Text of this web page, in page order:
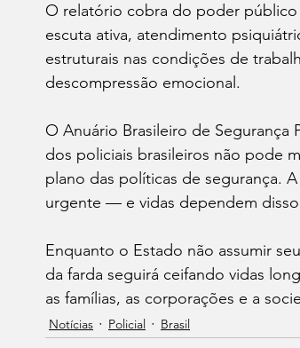
O relatório cobra do poder
escuta ativa, atendimento
estruturais nas condições de
descompressão emocional.
O Anuário Brasileiro de Segurança
dos policiais brasileiros não pode
plano das políticas de segurança.
urgente — e vidas dependem
Enquanto o Estado não assumir
da farda seguirá ceifando vidas
as famílias, as corporações e a
Notícias Policial Brasil